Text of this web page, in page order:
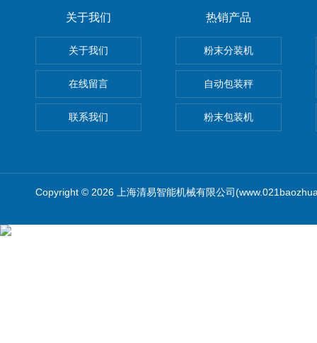
关于我们
关于我们
在线留言
联系我们
热销产品
粉末分装机
自动包装秤
粉末包装机
Copyright © 2026 上海清易智能机械有限公司